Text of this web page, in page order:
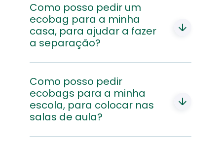
Como posso pedir um
ecobag para a minha
casa, para ajudar a fazer
a separação?
aquando de uma campanha de
sensibilização ou a implementação de um
novo serviço. Poderá receber também os
ecobags através da aplicação Recycle
no jogo que dá prémios a quem recicla.
Como posso pedir
ecobags para a minha
escola, para colocar nas
salas de aula?